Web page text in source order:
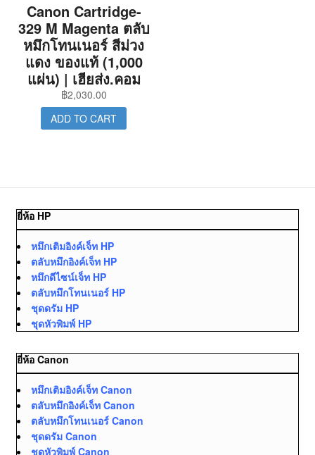
Canon Cartridge-
329 M Magenta ตลับ
หมึกโทนเนอร์ สีม่วง
แดง ของแท้ (1,000
แผ่น) | เฮียส่ง.คอม
฿2,030.00
ADD TO CART
ยี่ห้อ HP
หมึกเติมอิงค์เจ็ท HP
ตลับหมึกอิงค์เจ็ท HP
หมึกดีไซน์เจ็ท HP
ตลับหมึกโทนเนอร์ HP
ชุดดรัม HP
ชุดหัวพิมพ์ HP
ยี่ห้อ Canon
หมึกเติมอิงค์เจ็ท Canon
ตลับหมึกอิงค์เจ็ท Canon
ตลับหมึกโทนเนอร์ Canon
ชุดดรัม Canon
ชุดหัวพิมพ์ Canon